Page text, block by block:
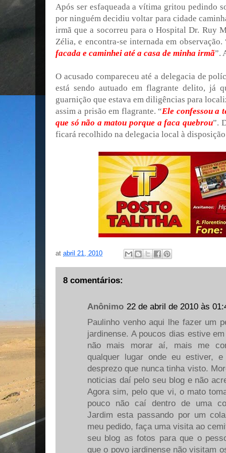
Após ser esfaqueada a vítima gritou pedindo
por ninguém decidiu voltar para cidade
irmã que a socorreu para o Hospital Dr. Ruy
Zélia, e encontra-se internada em observação.
facada e caminhei até a casa de minha irmã”.
O acusado compareceu até a delegacia de
está sendo autuado em flagrante delito, já
guarnição que estava em diligências para
assim a prisão em flagrante. “Ele confessou a
que só não a matou porque a faca quebrou”.
ficará recolhido na delegacia local à
at abril 21, 2010
8 comentários:
Anônimo 22 de abril de 2010 às
Paulinho venho aqui lhe fazer um
jardinense. A poucos dias estive
não mais morar aí, mais me
qualquer lugar onde eu estiver,
desprezo que nunca tinha visto.
noticias daí pelo seu blog e não
Agora sim, pelo que vi, o mato
pouco não caí dentro de uma
Jardim esta passando por um
meu pedido, faça uma visita ao
seu blog as fotos para que o
que o povo jardinense não visitam